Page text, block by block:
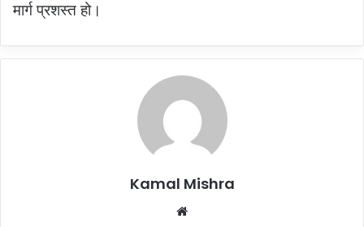
मार्ग प्रशस्त हो।
Kamal Mishra
Website